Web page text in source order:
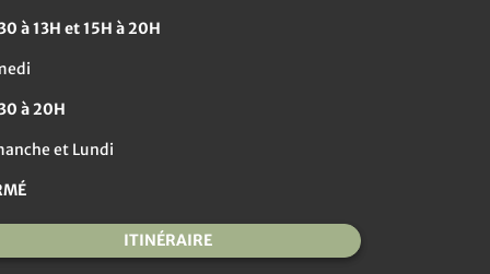
à 13H et 15H à 20H
à 20H
et Lundi
ITINÉRAIRE